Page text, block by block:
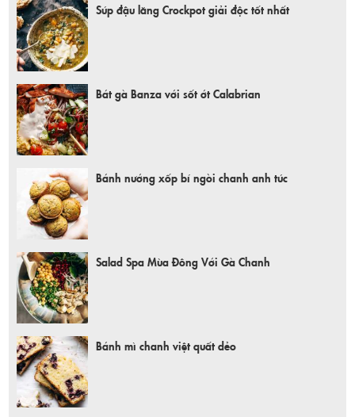
Súp đậu lăng Crockpot giải độc tốt nhất
Bát gà Banza với sốt ớt Calabrian
Bánh nướng xốp bí ngòi chanh anh túc
Salad Spa Mùa Đông Với Gà Chanh
Bánh mì chanh việt quất dẻo